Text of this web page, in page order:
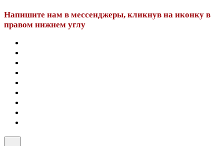
Напишите нам в мессенджеры, кликнув на иконку в
правом нижнем углу